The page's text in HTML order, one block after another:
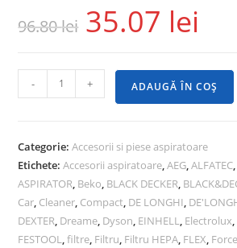
96.80lei 35.07 lei
- + ADAUGĂ ÎN COȘ
Categorie:Accesorii si piese aspiratoare
Etichete:Accesorii aspiratoare,AEG,ALFATEC
ASPIRATOR, Beko, BLACK DECKER,
Car, Cleaner, Compact, DE LONGHI,
DEXTER, Dreame, Dyson, EINHELL, Electrolux,
FESTOOL,filtre, Filtru, Filtru HEPA, FLEX, Force